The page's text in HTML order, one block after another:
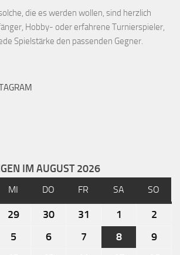
die es werden wollen, sind herzlich
Hobby- oder erfahrene Turnierspieler,
Spielstärke den passenden Gegner.
IM AUGUST 2026
MI DO FR SA SO
29 30 31 1
2
5 6 7 8
9